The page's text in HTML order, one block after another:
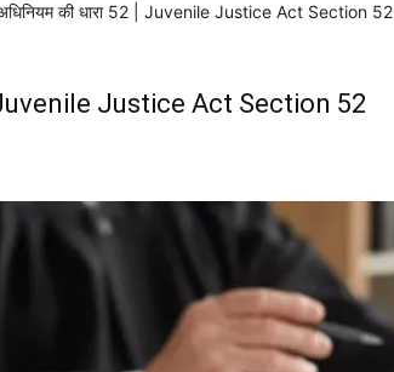
अधिनियम की धारा 52 | Juvenile Justice Act Section 52
| Juvenile Justice Act Section 52